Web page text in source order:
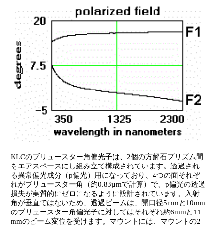
KLCのブリュースター角偏光子は、2個の方解石プリズム間
をエアスペースにし組み立て構成されています。透過され
る異常偏光成分（p偏光）用になっており、4つの面それぞ
れがブリュースター角（約0.83µmで計算）で、p偏光の透過
損失が実質的にゼロになるように設計されています。入射
角が垂直ではないため、透過ビームは、開口径5mmと10mm
のブリュースター角偏光子に対してはそれぞれ約6mmと11
mmのビーム変位を受けます。マウントには、マウントの2